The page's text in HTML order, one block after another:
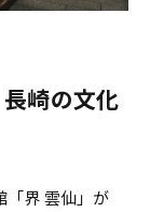
崎の文化
「界 雲仙」が